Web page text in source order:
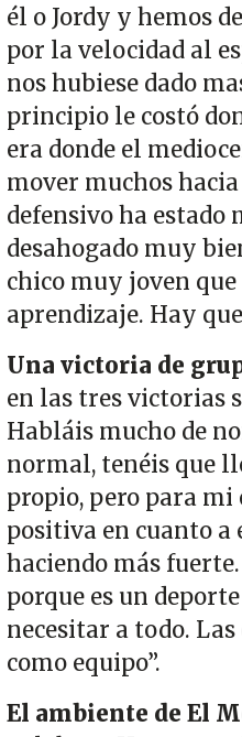
él o Jordy y hemos
por la velocidad al
nos hubiese dado
principio le costó
era donde el
mover muchos
defensivo ha estado
desahogado muy
chico muy joven que
aprendizaje. Hay
Una victoria de
en las tres victorias
Habláis mucho de
normal, tenéis que
propio, pero para mi
positiva en cuanto a
haciendo más
porque es un
necesitar a todo. Las
como equipo”.
El ambiente de El